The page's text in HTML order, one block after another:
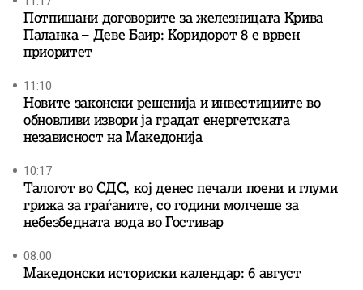
Потпишани договорите за железницата Крива
Паланка – Деве Баир: Коридорот 8 е врвен
приоритет
11:10
Новите законски решенија и инвестициите во
обновливи извори ја градат енергетската
независност на Македонија
10:17
Талогот во СДС, кој денес печали поени и глуми
грижа за граѓаните, со години молчеше за
небезбедната вода во Гостивар
08:00
Македонски историски календар: 6 август